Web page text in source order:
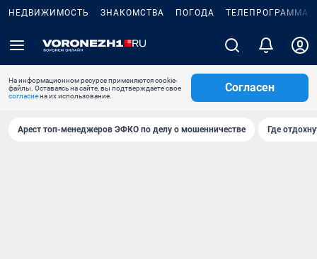
НЕДВИЖИМОСТЬ ЗНАКОМСТВА ПОГОДА ТЕЛЕПРОГРАММА
На информационном ресурсе применяются cookie-
файлы. Оставаясь на сайте, вы подтверждаете свое
согласиена их использование.
Согласен
Арест топ-менеджеров ЭФКО по делу о мошенничестве Где